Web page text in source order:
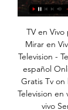
TV en Vivo por Paises - TV en VIVO - Mirar en Vivo los Mejores Canales de Television - Television en Vivo - Radios en español Online Television por Internet Gratis Tv on line canales que funcionan Television en vivo tv en Español Futbol en vivo Series y Peliculas Online

LaLiga: Atlético de Madrid - Valencia: horario, dónde ver hace 11 horas — El partido entre Atlético de Madrid y Valencia de la jornada 22 de LaLiga EA Sports se podrá ver por televisión en directo a través del canal ...

Perfil. Radio fundada en 2012, que cada día ofrece programas con la música romántica más escuchada, los éxitos del recuerdo, espacios informativos con las noticias y sucesos regionales, notas del espectáculo y la información del los artistas destacados las 24 horas.

El ferry “Volcán de Tinamar” pasará a operar en la línea Barcelona-Palma a principios de julio operado por la nueva Trasmediterránea, mientras que su gemelo “Volcán del Teide” se mantiene en la línea Canarias-Huelva y el veterano “Volcán de Tauce” pasará a la línea Motril-Melilla, gestionados por FRS Iberia.

Júlio César, goleiro do Red Bull Bragantino e com passagem marcante pelo Corinthians, comenta sobre retomada do Campeonato Paulista e Derby “Diretoria do Palmeiras tem se enroscado por aí”, Garraffa sobre problema com Rony (20/07/20)

Consulta los datos del partido RB Leipzig vs. Oporto en la competición Champions League 2017/2018 con comentarios en directo en AS.com (Previa)

[EN VIVO VER PARTIDO<] Atlético Madrid - Valencia CF en vivo hace 7 horas — [EN VIVO VER PARTIDO<] Atlético Madrid - Valencia CF en vivo Cuándo y dónde ver en directo el Athletic Club – Valencia CF 28 enero 2024 16 ...

Toda la información del partido Valledupar vs Real San Andrés en vivo de Primera B Colombia - Apertura (29 Febrero 2020): Resumen, Estadísticas, Alineación y Resultados - Besoccer

América de Cali y Atlético Nacional se enfrentarán este sábado en la quinta jornada de la liga colombiana con la necesidad de escalar puestos en la tabla de clasificación, en la que ocupan el.

En directo Atlético Madrid Valencia CF vídeo del partido Atl hace 6 horas — En directo Atlético Madrid Valencia CF vídeo del partido Atlético de Madrid Femenino - Página oficial del 28 enero 2024 18 mar 2023 — Gran ...

El tránsito está cortado esta mañana en la intersección de Chacabuco y Av. Rivadavia. Esto se debe a que personal de Obras Sanitarias trabaja en el lugar sobre un desperfecto en la red de agua.

Si querés seguir informado con toda la actualidad de San Lorenzo de Almagro seguinos en nuestras redes sociales (Twitter, Facebook, Instagram o Youtube) o suscribite de forma gratuita de nuestro Canal de Telegram. Después de la gira por Cleveland, #SanLorenzo volvió al #Super20 de la @LigaNacional con un triunfo por 80-72 ante @GyECR.

Accidente en la Toluca Tenango deja dos muertos Reviewed by Toluca Noticias on 3/09/2020 Rating: 5. Lerma Policiaca. Localizan cadáver en canal de